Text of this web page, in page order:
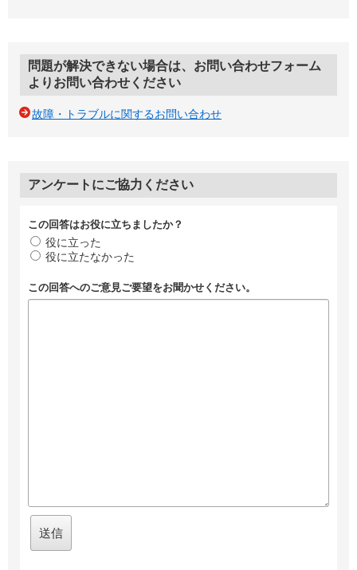
問題が解決できない場合は、お問い合わせフォーム
よりお問い合わせください
故障・トラブルに関するお問い合わせ
アンケートにご協力ください
この回答はお役に立ちましたか？
役に立った
役に立たなかった
この回答へのご意見ご要望をお聞かせください。